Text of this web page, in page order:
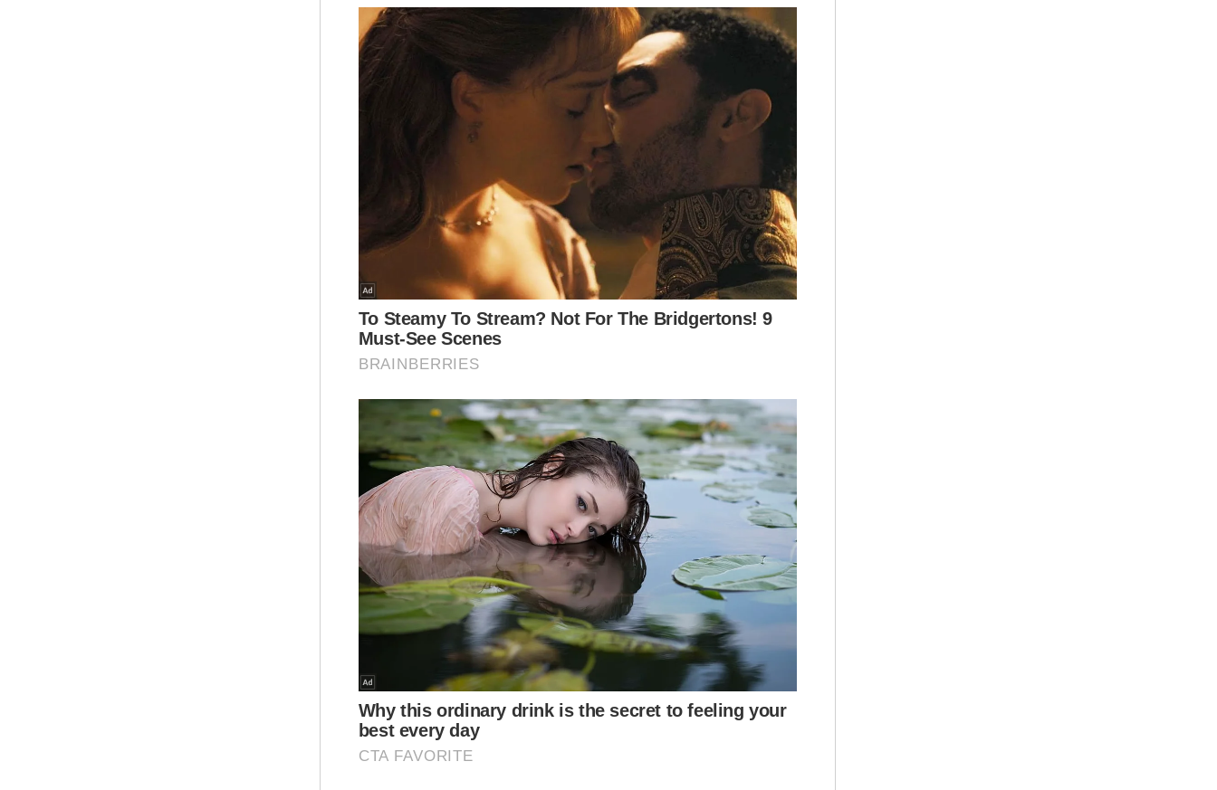
Ujarnya, sebaik siasatan kes di Baling selesai,
suspek akan ditangkap semula oleh IPD Gerik
untuk melengkapkan siasatan bersangkut kes ini.
Berita Telus & Tulus menerusi
E-Mel setiap hari!
"Kes disiasat di bawah Seksyen 307 Kanun
Keseksaan kerana cubaan membunuh," katanya
memaklumkan suspek turut mempunyai beberapa
rekod lampau termasuk dadah.
Muat turun aplikasi Sinar Harian.Klik di sini!
Lelaki Ditahan Cekik
Tolak Isteri Gaung
Artikel Disyorkan
Semasa